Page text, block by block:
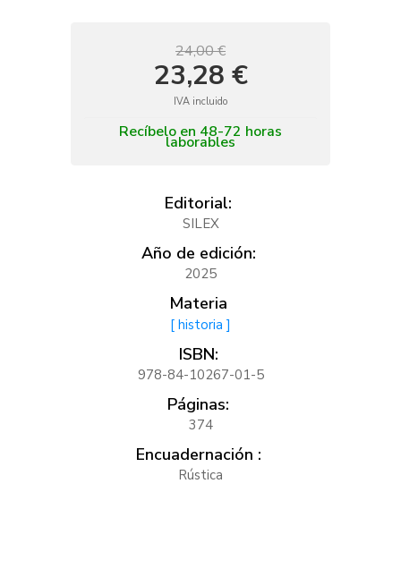
24,00 €
23,28 €
IVA incluido
Recíbelo en 48-72 horas
laborables
Editorial:
SILEX
Año de edición:
2025
Materia
[ historia ]
ISBN:
978-84-10267-01-5
Páginas:
374
Encuadernación :
Rústica